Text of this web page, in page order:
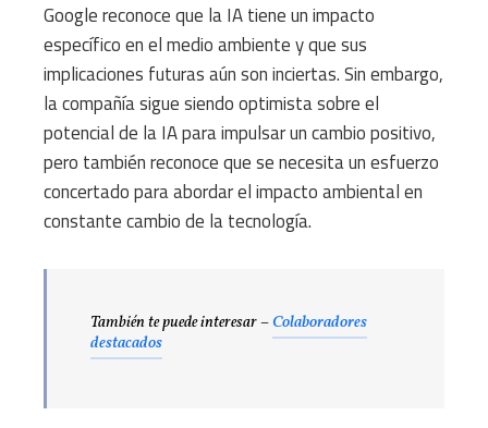
Google reconoce que la IA tiene un impacto
específico en el medio ambiente y que sus
implicaciones futuras aún son inciertas. Sin embargo,
la compañía sigue siendo optimista sobre el
potencial de la IA para impulsar un cambio positivo,
pero también reconoce que se necesita un esfuerzo
concertado para abordar el impacto ambiental en
constante cambio de la tecnología.
También te puede interesar –Colaboradores
destacados